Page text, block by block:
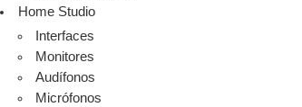
Home Studio
Interfaces
Monitores
Audífonos
Micrófonos